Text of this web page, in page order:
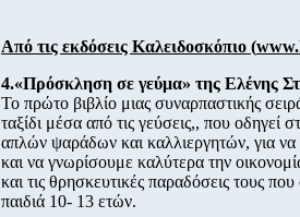
Από τις εκδόσεις Καλειδοσκόπιο (
4.«Πρόσκληση σε γεύμα» της Ελένης
To πρώτο βιβλίο μιας συναρπαστικής
ταξίδι μέσα από τις γεύσεις,, που οδηγεί
απλών ψαράδων και καλλιεργητών, για να
και να γνωρίσουμε καλύτερα την
και τις θρησκευτικές παραδόσεις τους
παιδιά 10- 13 ετών.